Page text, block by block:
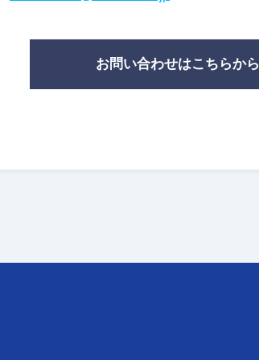
お問い合わせはこちらから